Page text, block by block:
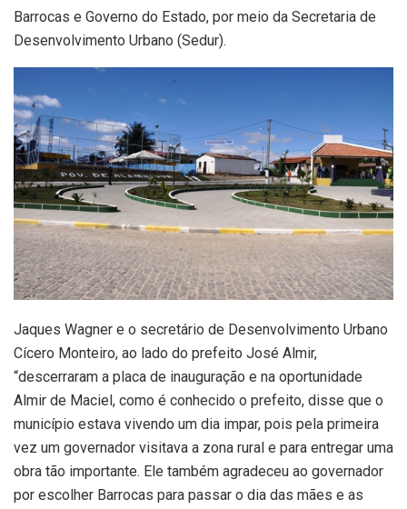
Barrocas e Governo do Estado, por meio da Secretaria de
Desenvolvimento Urbano (Sedur).
Jaques Wagner e o secretário de Desenvolvimento Urbano
Cícero Monteiro, ao lado do prefeito José Almir,
“descerraram a placa de inauguração e na oportunidade
Almir de Maciel, como é conhecido o prefeito, disse que o
município estava vivendo um dia impar, pois pela primeira
vez um governador visitava a zona rural e para entregar uma
obra tão importante. Ele também agradeceu ao governador
por escolher Barrocas para passar o dia das mães e as